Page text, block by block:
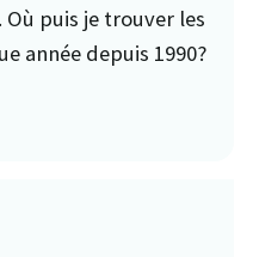
Où puis je trouver les
année depuis 1990?